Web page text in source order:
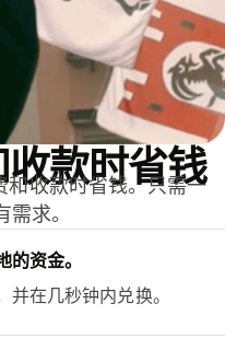
款时省钱
收款时省钱。只需一
求。
资金。
在几秒钟内兑换。